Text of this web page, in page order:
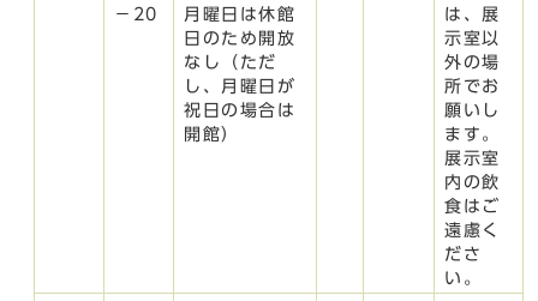
－20
月曜日は休館
日のため開放
なし（ただ
し、月曜日が
祝日の場合は
開館）
は、展
示室以
外の場
所でお
願いし
ます。
展示室
内の飲
食はご
遠慮く
ださ
い。